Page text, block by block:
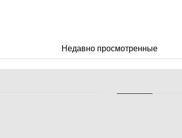
Недавно просмотренные